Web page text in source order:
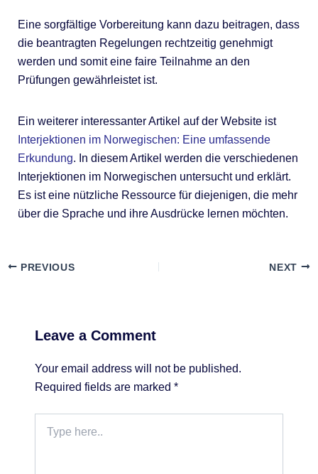
Eine sorgfältige Vorbereitung kann dazu beitragen, dass
die beantragten Regelungen rechtzeitig genehmigt
werden und somit eine faire Teilnahme an den
Prüfungen gewährleistet ist.
Ein weiterer interessanter Artikel auf der Website ist
Interjektionen im Norwegischen: Eine umfassende
Erkundung. In diesem Artikel werden die verschiedenen
Interjektionen im Norwegischen untersucht und erklärt.
Es ist eine nützliche Ressource für diejenigen, die mehr
über die Sprache und ihre Ausdrücke lernen möchten.
PREVIOUS NEXT
Leave a Comment
Your email address will not be published.
Required fields are marked *
here..